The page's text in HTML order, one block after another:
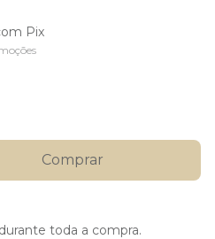
Pix
toda a compra.